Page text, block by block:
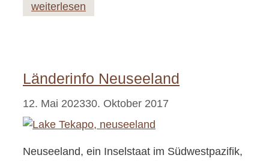
weiterlesen
Länderinfo Neuseeland
12. Mai 202330. Oktober 2017
Neuseeland, ein Inselstaat im Südwestpazifik,